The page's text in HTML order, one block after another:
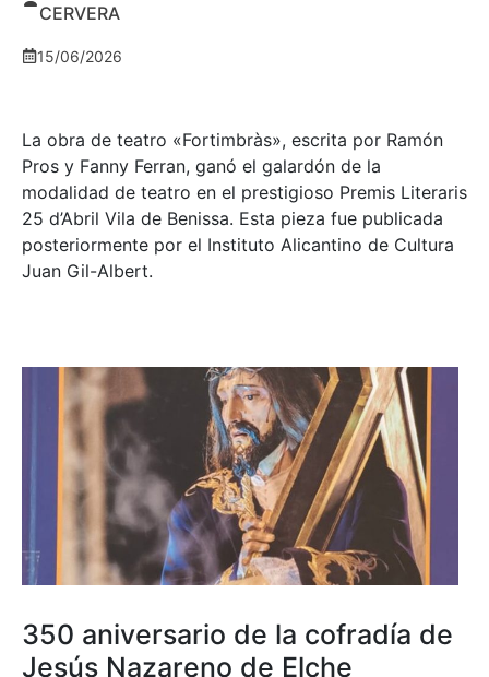
CERVERA
15/06/2026
La obra de teatro «Fortimbràs», escrita por Ramón
Pros y Fanny Ferran, ganó el galardón de la
modalidad de teatro en el prestigioso Premis Literaris
25 d’Abril Vila de Benissa. Esta pieza fue publicada
posteriormente por el Instituto Alicantino de Cultura
Juan Gil-Albert.
350 aniversario de la cofradía de
Jesús Nazareno de Elche